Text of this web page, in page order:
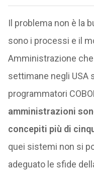
Il problema non è la
sono i processi e il
Amministrazione
settimane negli USA
programmatori
amministrazioni
concepiti più di
quei sistemi non si
adeguato le sfide